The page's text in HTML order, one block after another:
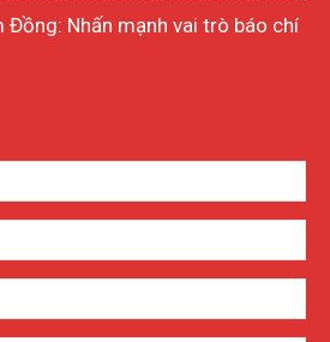
Đồng: Nhấn mạnh vai trò báo chí